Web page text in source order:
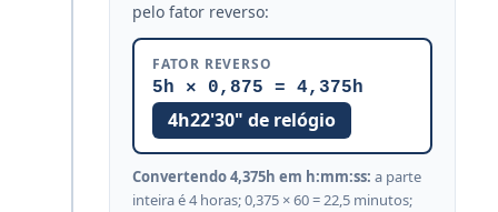
pelo fator reverso:
FATOR REVERSO
5h × 0,875 = 4,375h
4h22'30" de relógio
Convertendo 4,375h em h:mm:ss: a parte
inteira é 4 horas; 0,375 × 60 = 22,5 minutos;